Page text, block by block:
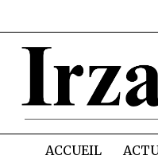
ACCUEIL